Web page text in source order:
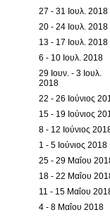
27 - 31 Ιουλ. 2018
20 - 24 Ιουλ. 2018
13 - 17 Ιουλ. 2018
6 - 10 Ιουλ. 2018
29 Ιουν. - 3 Ιουλ.
2018
22 - 26 Ιούνιος
15 - 19 Ιούνιος
8 - 12 Ιούνιος
1 - 5 Ιούνιος 2018
25 - 29 Μαΐου
18 - 22 Μαΐου
11 - 15 Μαΐου
4 - 8 Μαΐου 2018